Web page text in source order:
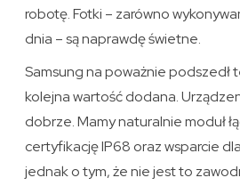
robotę. Fotki – zarówno
dnia – są naprawdę świetne.
Samsung na poważnie podszedł
kolejna wartość dodana.
dobrze. Mamy naturalnie moduł
certyfikację IP68 oraz wsparcie
jednak o tym, że nie jest to